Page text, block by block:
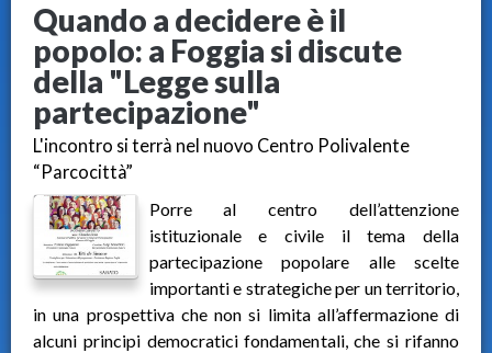
Quando a decidere è il
popolo: a Foggia si discute
della "Legge sulla
partecipazione"
L'incontro si terrà nel nuovo Centro Polivalente
“Parcocittà”
Porre al centro dell’attenzione
istituzionale e civile il tema della
partecipazione popolare alle scelte
importanti e strategiche per un territorio,
in una prospettiva che non si limita all’affermazione di
alcuni principi democratici fondamentali, che si rifanno